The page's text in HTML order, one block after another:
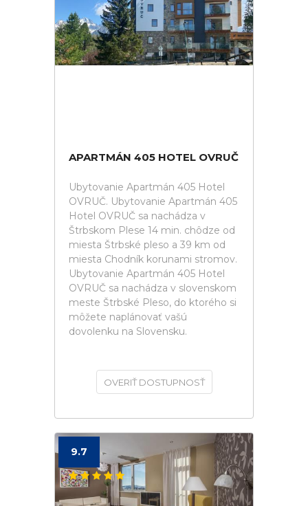
APARTMÁN 405 HOTEL OVRUČ
Ubytovanie Apartmán 405 Hotel
OVRUČ. Ubytovanie Apartmán 405
Hotel OVRUČ sa nachádza v
Štrbskom Plese 14 min. chôdze od
miesta Štrbské pleso a 39 km od
miesta Chodník korunami stromov.
Ubytovanie Apartmán 405 Hotel
OVRUČ sa nachádza v slovenskom
meste Štrbské Pleso, do ktorého si
môžete naplánovať vašú
dovolenku na Slovensku.
OVERIŤ DOSTUPNOSŤ
9.7